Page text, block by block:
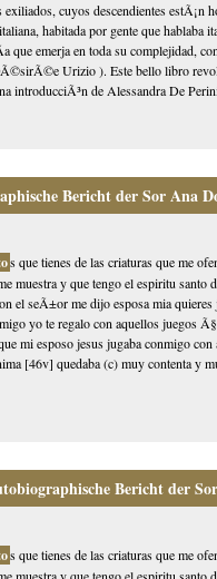
exiliados, cuyos descendientes
habitada por gente que
que emerja en toda su complejidad,
Urizio ). Este bello libro
introducciÃ³n de Alessandra De
Bericht der Sor Ana
s que tienes de las criaturas que me
muestra y que tengo el espiritu
el seÃ±or me dijo esposa mia
yo te regalo con aquellos juegos
mi esposo jesus jugaba conmigo
[46v] quedaba (c) muy contenta y
Bericht der
s que tienes de las criaturas que me